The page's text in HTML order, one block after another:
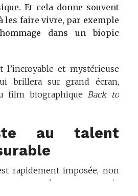
Et cela donne souvent
les faire vivre, par exemple
dans un biopic
l’incroyable et mystérieuse
brillera sur grand écran,
film biographique Back to
au talent
rapidement imposée, non
une chanteuse, mais